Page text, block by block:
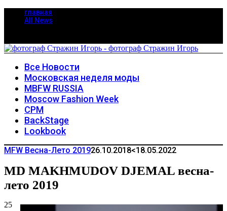
главная
All News
Все Новости
Московская неделя моды
MBFW RUSSIA
Moscow Fashion Week
CPM
BackStage
Lookbook
MFW Весна-Лето 201926.10.2018<18.05.2022
MD MAKHMUDOV DJEMAL весна-
лето 2019
25